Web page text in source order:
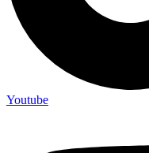
Youtube